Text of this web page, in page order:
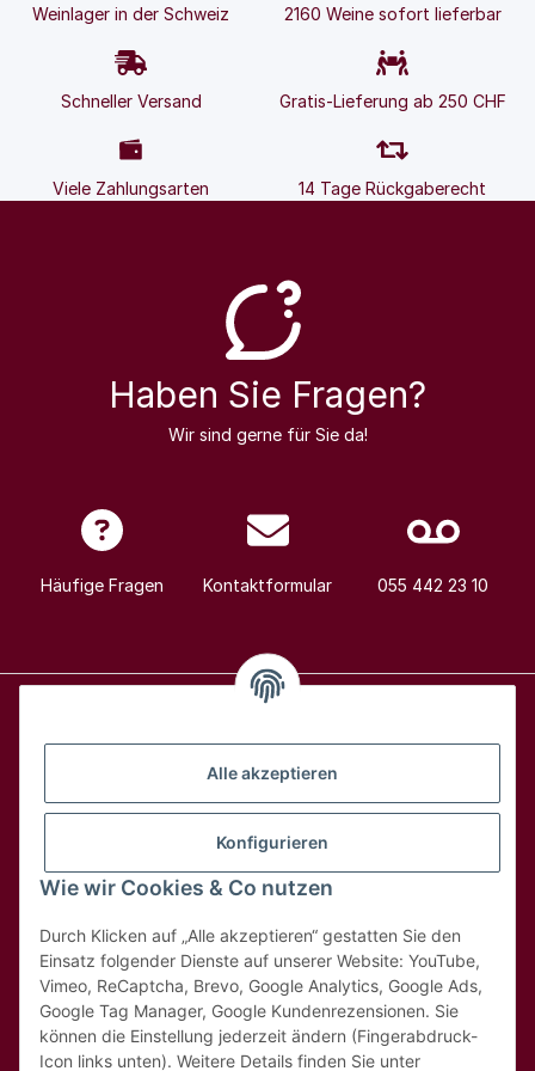
Alle akzeptieren
Konfigurieren
Wie wir Cookies & Co nutzen
Durch Klicken auf „Alle akzeptieren“ gestatten Sie den
Einsatz folgender Dienste auf unserer Website: YouTube,
Vimeo, ReCaptcha, Brevo, Google Analytics, Google Ads,
Google Tag Manager, Google Kundenrezensionen. Sie
können die Einstellung jederzeit ändern (Fingerabdruck-
Icon links unten). Weitere Details finden Sie unter
Weinlager in der Schweiz 2160 Weine sofort lieferbar
Schneller Versand Gratis-Lieferung ab 250 CHF
Viele Zahlungsarten 14 Tage Rückgaberecht
Haben Sie Fragen?
Wir sind gerne für Sie da!
Häufige Fragen Kontaktformular 055 442 23 10
Hilfe & Kontakt
Rechtliches